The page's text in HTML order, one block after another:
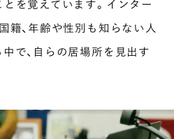
を覚えています。インター
籍、年齢や性別も知らない人
で、自らの居場所を見出す